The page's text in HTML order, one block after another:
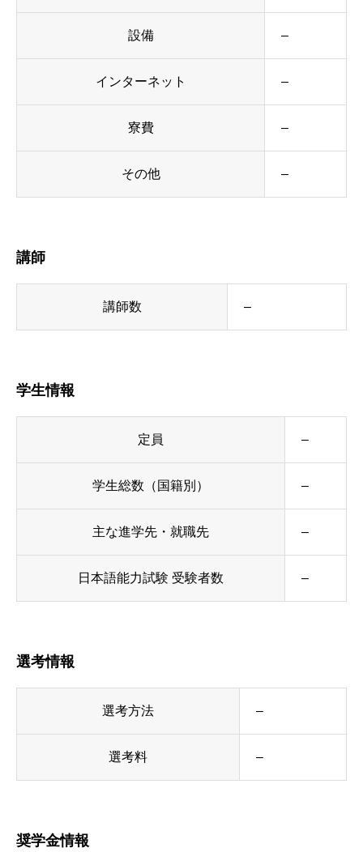
設備 –
インターネット –
寮費 –
その他 –
講師
講師数 –
学生情報
定員 –
学生総数（国籍別） –
主な進学先・就職先 –
日本語能力試験 受験者数 –
選考情報
選考方法 –
選考料 –
奨学金情報